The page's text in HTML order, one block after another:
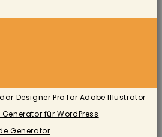
Designer Pro for Adobe Illustrator
für WordPress
Generator